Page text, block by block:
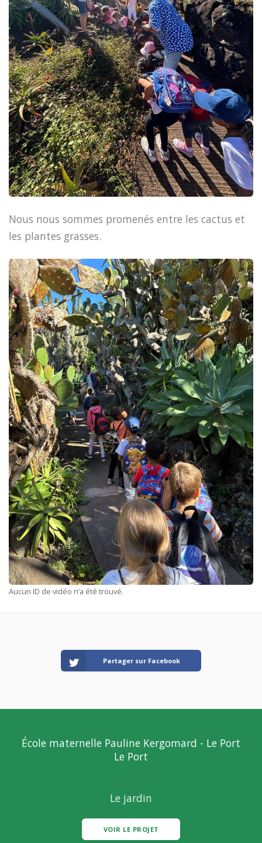
Nous nous sommes promenés entre les cactus et
les plantes grasses.
Aucun ID de vidéo n’a été trouvé.
Partager sur Facebook
École maternelle Pauline Kergomard - Le Port
Le Port
Le jardin
VOIR LE PROJET